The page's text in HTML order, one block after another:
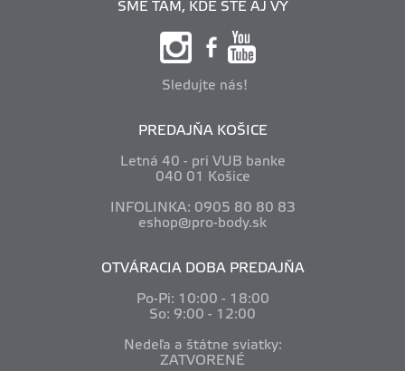
SME TAM, KDE STE AJ VY
Sledujte nás!
PREDAJŇA KOŠICE
Letná 40 - pri VUB banke
040 01 Košice
INFOLINKA: 0905 80 80 83
eshop@pro-body.sk
OTVÁRACIA DOBA PREDAJŇA
Po-Pi: 10:00 - 18:00
So: 9:00 - 12:00
Nedeľa a štátne sviatky:
ZATVORENÉ